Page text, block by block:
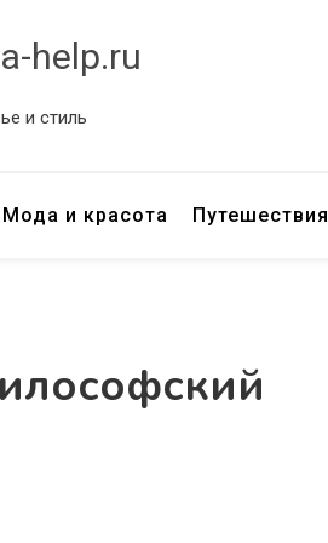
help.ru
и стиль
Мода и красота Путешествия